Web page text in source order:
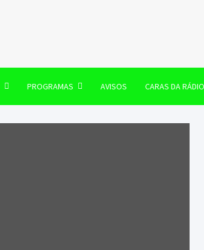
PROGRAMAS AVISOS CARAS DA RÁDIO